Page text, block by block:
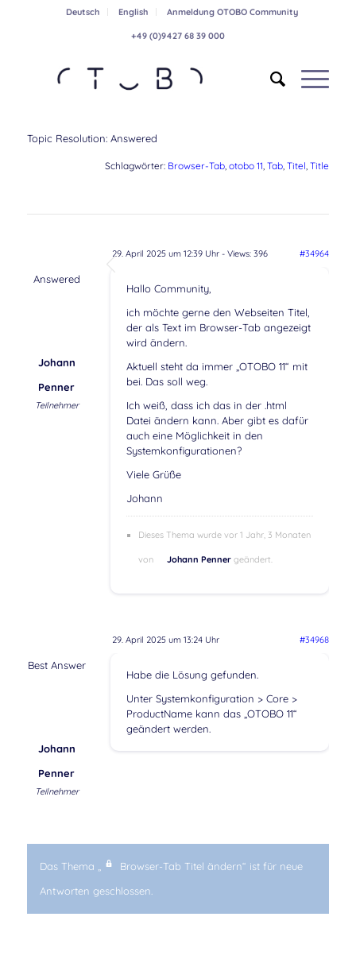
Deutsch English Anmeldung OTOBO Community
+49 (0)9427 68 39 000
Topic Resolution: Answered
Schlagwörter: Browser-Tab,otobo 11,Tab,Titel,Title
29. April 2025 um 12:39 Uhr- Views: 396 #34964
Answered
Johann
Penner
Teilnehmer
Hallo Community,
ich möchte gerne den Webseiten Titel,
der als Text im Browser-Tab angezeigt
wird ändern.
Aktuell steht da immer „OTOBO 11“ mit
bei. Das soll weg.
Ich weiß, dass ich das in der .html
Datei ändern kann. Aber gibt es dafür
auch eine Möglichkeit in den
Systemkonfigurationen?
Viele Grüße
Johann
Dieses Thema wurde vor 1 Jahr, 3 Monaten
von Johann Pennergeändert.
29. April 2025 um 13:24 Uhr #34968
Best Answer
Johann
Penner
Teilnehmer
Habe die Lösung gefunden.
Unter Systemkonfiguration > Core >
ProductName kann das „OTOBO 11“
geändert werden.
Das Thema „
Browser-Tab Titel ändern“ ist für neue
Antworten geschlossen.